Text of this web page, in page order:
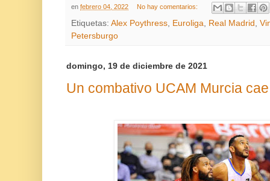
en febrero 04, 2022 No hay comentarios:
Etiquetas: Alex Poythress Euroliga Real Madrid
Petersburgo
domingo, 19 de diciembre de 2021
Un combativo UCAM Murcia